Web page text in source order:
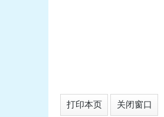
打印本页 关闭窗口